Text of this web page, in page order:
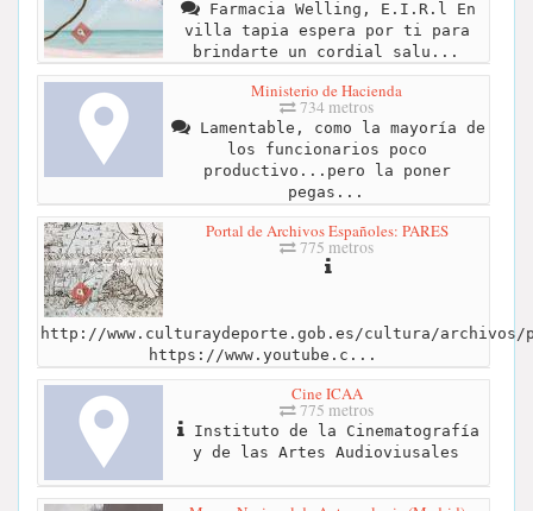
Farmacia Welling, E.I.R.l En
villa tapia espera por ti para
brindarte un cordial salu...
Ministerio de Hacienda
734 metros
Lamentable, como la mayoría de
los funcionarios poco
productivo...pero la poner
pegas...
Portal de Archivos Españoles: PARES
775 metros
http://www.culturaydeporte.gob.es/cultura/archivos/
https://www.youtube.c...
Cine ICAA
775 metros
Instituto de la Cinematografía
y de las Artes Audioviusales